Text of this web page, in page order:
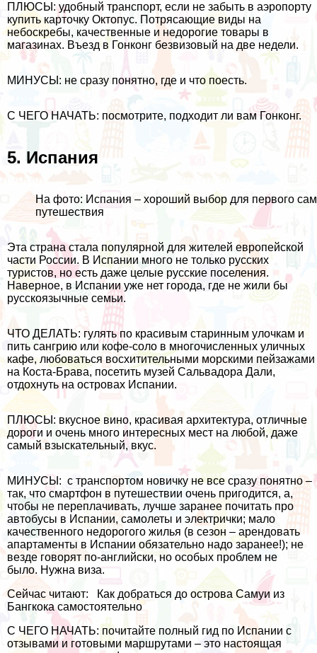
ПЛЮСЫ: удобный транспорт, если не забыть в аэропорту
купитькарточку Октопус. Потрясающие виды на
небоскребы, качественные и недорогие товары в
магазинах. Въезд в Гонконг безвизовый на две недели.
МИНУСЫ: не сразу понятно, где и что поесть.
С ЧЕГО НАЧАТЬ: посмотрите, подходит ли вам Гонконг.
5. Испания
На фото: Испания – хороший выбор для первого
путешествия
Эта страна стала популярной для жителей европейской
части России. В Испании много не только русских
туристов, но есть даже целые русские поселения.
Наверное, в Испании уже нет города, где не жили бы
русскоязычные семьи.
ЧТО ДЕЛАТЬ: гулять по красивым старинным улочкам и
пить сангрию или кофе-соло в многочисленных уличных
кафе, любоваться восхитительными морскими пейзажами
на Коста-Брава, посетить музей Сальвадора Дали,
отдохнуть на островах Испании.
ПЛЮСЫ: вкусное вино, красивая архитектура, отличные
дороги и очень много интересных мест на любой, даже
самый взыскательный, вкус.
МИНУСЫ: с транспортом новичку не все сразу понятно –
так, чтосмартфон в путешествии очень пригодится, а,
чтобы не переплачивать, лучше заранее почитать про
автобусы в Испании, самолеты и электрички; мало
качественного недорогого жилья (в сезон – арендовать
апартаменты в Испании обязательно надо заранее!); не
везде говорят по-английски, но особых проблем не
было. Нужна виза.
Сейчас читают:
Как добраться до острова Самуи из
Бангкока самостоятельно
С ЧЕГО НАЧАТЬ: почитайте полный гид по Испании с
отзывами и готовыми маршрутами – это настоящая